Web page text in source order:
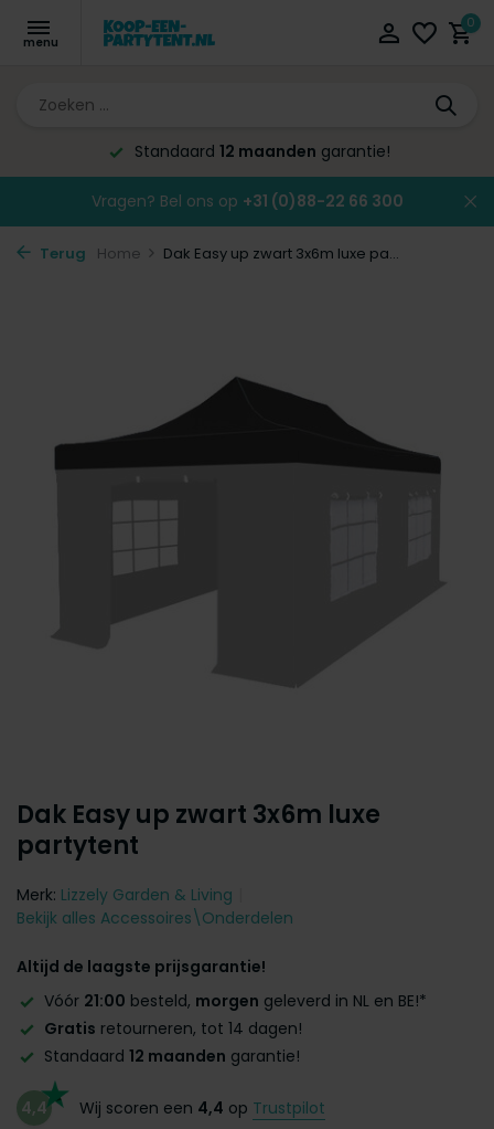
0
Standaard 12 maanden garantie!
Vragen? Bel ons op +31 (0)88-22 66 300
Terug Home Dak Easy up zwart 3x6m luxe pa...
Dak Easy up zwart 3x6m luxe
partytent
Merk: Lizzely Garden & Living
Bekijk alles Accessoires\Onderdelen
Altijd de laagste prijsgarantie!
Vóór 21:00 besteld, morgen geleverd in NL en BE!*
Gratis retourneren, tot 14 dagen!
Standaard 12 maanden garantie!
4,4 Wij scoren een 4,4 op Trustpilot